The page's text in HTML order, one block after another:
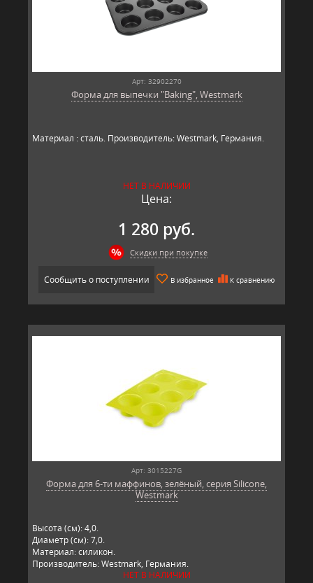
Арт: 32902270
Форма для выпечки "Baking", Westmark
Материал : сталь. Производитель: Westmark, Германия.​​
НЕТ В НАЛИЧИИ
Цена:
1 280 руб.
Скидки при покупке
Сообщить о поступлении В избранное К сравнению
Арт: 3015227G
Форма для 6-ти маффинов, зелёный, серия Silicone,
Westmark
Высота (см): 4,0.
Диаметр (см): 7,0.
Материал: силикон.
Производитель: Westmark, Германия.
НЕТ В НАЛИЧИИ